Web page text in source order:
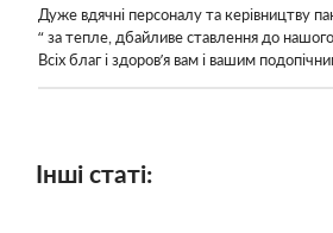
Дуже вдячні персоналу та керівництву
“ за тепле, дбайливе ставлення до
Всіх благ і здоровʼя вам і вашим
Інші статі: